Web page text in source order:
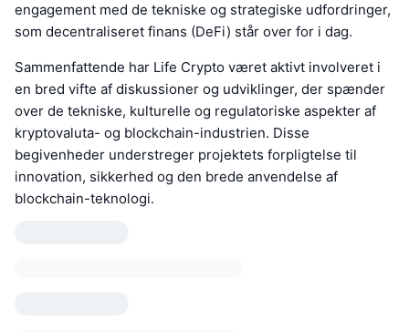
engagement med de tekniske og strategiske udfordringer,
som decentraliseret finans (DeFi) står over for i dag.
Sammenfattende har Life Crypto været aktivt involveret i
en bred vifte af diskussioner og udviklinger, der spænder
over de tekniske, kulturelle og regulatoriske aspekter af
kryptovaluta- og blockchain-industrien. Disse
begivenheder understreger projektets forpligtelse til
innovation, sikkerhed og den brede anvendelse af
blockchain-teknologi.